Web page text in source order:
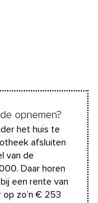
opnemen?
het huis te
afsluiten
van de
Daar horen
een rente van
op zo’n € 253